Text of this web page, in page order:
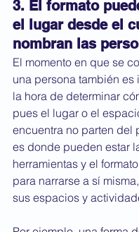
3. El formato
el lugar desde el
nombran las
El momento en que se
una persona también es
la hora de determinar
pues el lugar o el
encuentra no parten del
es donde pueden estar
herramientas y el
para narrarse a sí
sus espacios y